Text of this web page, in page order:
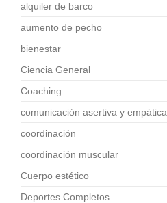
alquiler de barco
aumento de pecho
bienestar
Ciencia General
Coaching
comunicación asertiva y empática
coordinación
coordinación muscular
Cuerpo estético
Deportes Completos